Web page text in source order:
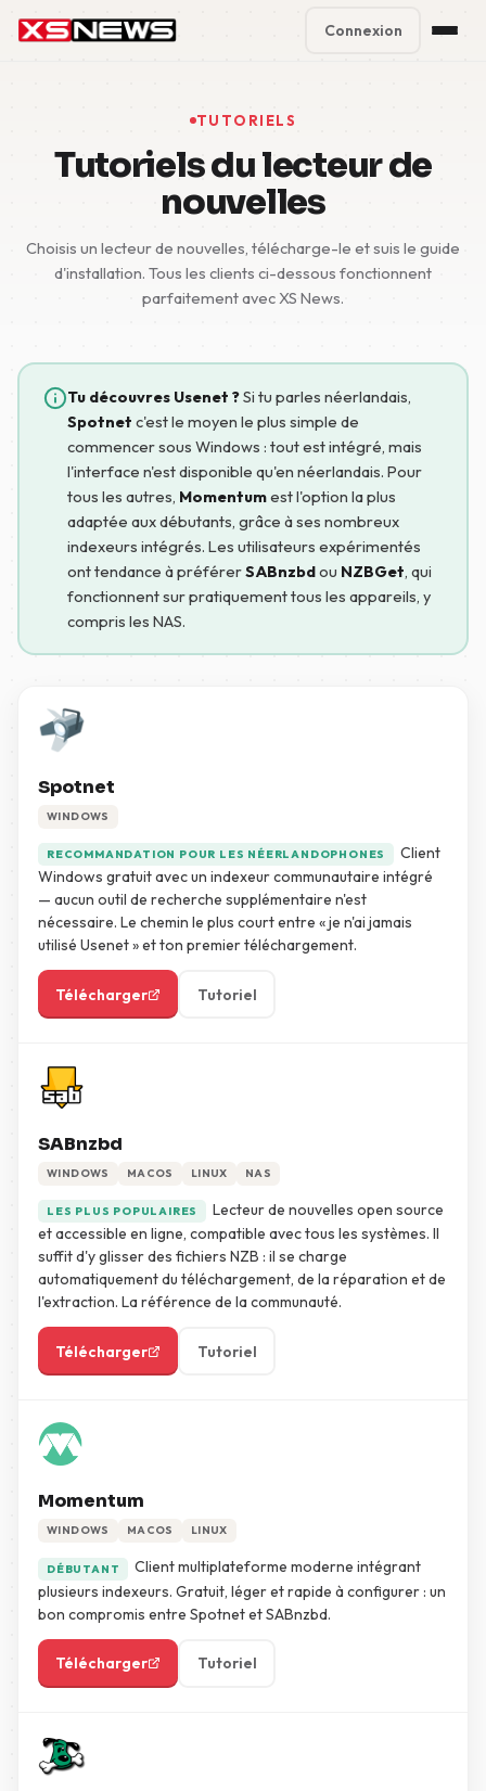
Block Accounts
Contact
5 Day Pass
Connexion
TUTORIELS
Tutoriels du lecteur de
nouvelles
Choisis un lecteur de nouvelles, télécharge-le et suis le guide
d'installation. Tous les clients ci-dessous fonctionnent
parfaitement avec XS News.
Tu découvres Usenet ?Si tu parles néerlandais,
Spotnet c'est le moyen le plus simple de
commencer sous Windows : tout est intégré, mais
l'interface n'est disponible qu'en néerlandais. Pour
tous les autres, Momentumest l'option la plus
adaptée aux débutants, grâce à ses nombreux
indexeurs intégrés. Les utilisateurs expérimentés
ont tendance à préférerSABnzbdou NZBGet, qui
fonctionnent sur pratiquement tous les appareils, y
compris les NAS.
Spotnet
WINDOWS
RECOMMANDATION POUR LES NÉERLANDOPHONES
Client
Windows gratuit avec un indexeur communautaire intégré
— aucun outil de recherche supplémentaire n'est
nécessaire. Le chemin le plus court entre « je n'ai jamais
utilisé Usenet » et ton premier téléchargement.
Télécharger Tutoriel
SABnzbd
WINDOWS MACOS LINUX NAS
LES PLUS POPULAIRES
Lecteur de nouvelles open source
et accessible en ligne, compatible avec tous les systèmes. Il
suffit d'y glisser des fichiers NZB : il se charge
automatiquement du téléchargement, de la réparation et de
l'extraction. La référence de la communauté.
Télécharger Tutoriel
Momentum
WINDOWS MACOS LINUX
DÉBUTANT
Client multiplateforme moderne intégrant
plusieurs indexeurs. Gratuit, léger et rapide à configurer : un
bon compromis entre Spotnet et SABnzbd.
Télécharger Tutoriel